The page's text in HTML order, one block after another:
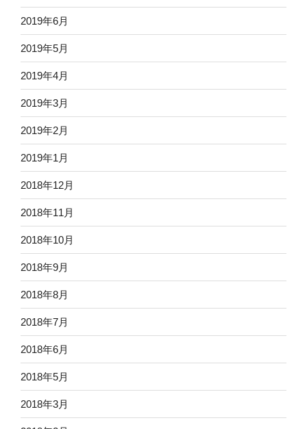
2019年6月
2019年5月
2019年4月
2019年3月
2019年2月
2019年1月
2018年12月
2018年11月
2018年10月
2018年9月
2018年8月
2018年7月
2018年6月
2018年5月
2018年3月